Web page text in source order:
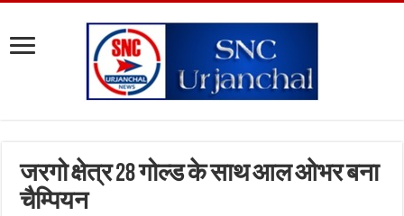
जरगो क्षेत्र 28 गोल्ड के साथ आल ओभर बना
चैम्पियन